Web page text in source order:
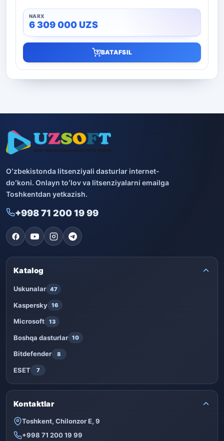
6 309 000UZS
BATAFSIL
Oʻzbekistonda litsenziyali dasturlar internet-
doʻkoni. Onlayn toʻlov va litsenziyalarni emailga
Toshkentdan yetkazish.
+998 71 200 19 99
Katalog
Uskunalar 47
Kaspersky 16
Microsoft 13
Boshqa dasturlar 10
Bitdefender 8
ESET 7
Kontaktlar
Toshkent, Chilonzor E, 9
+998 71 200 19 99